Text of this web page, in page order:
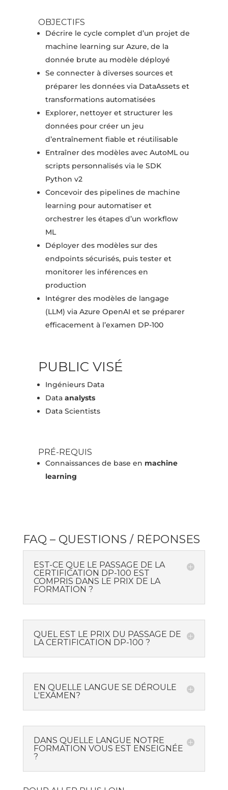
OBJECTIFS
Décrire le cycle complet d’un projet de
machine learning sur Azure, de la
donnée brute au modèle déployé
Se connecter à diverses sources et
préparer les données via DataAssets et
transformations automatisées
Explorer, nettoyer et structurer les
données pour créer un jeu
d’entraînement fiable et réutilisable
Entraîner des modèles avec AutoML ou
scripts personnalisés via le SDK
Python v2
Concevoir des pipelines de machine
learning pour automatiser et
orchestrer les étapes d’un workflow
ML
Déployer des modèles sur des
endpoints sécurisés, puis tester et
monitorer les inférences en
production
Intégrer des modèles de langage
(LLM) via Azure OpenAI et se préparer
efficacement à l’examen DP-100
PUBLIC VISÉ
Ingénieurs Data
Data analysts
Data Scientists
PRÉ-REQUIS
Connaissances de base en machine
learning
FAQ – QUESTIONS / RÉPONSES
EST-CE QUE LE PASSAGE DE LA
CERTIFICATION DP-100 EST
COMPRIS DANS LE PRIX DE LA
FORMATION ?
QUEL EST LE PRIX DU PASSAGE DE
LA CERTIFICATION DP-100 ?
EN QUELLE LANGUE SE DÉROULE
L'EXAMEN?
DANS QUELLE LANGUE NOTRE
FORMATION VOUS EST ENSEIGNÉE
?